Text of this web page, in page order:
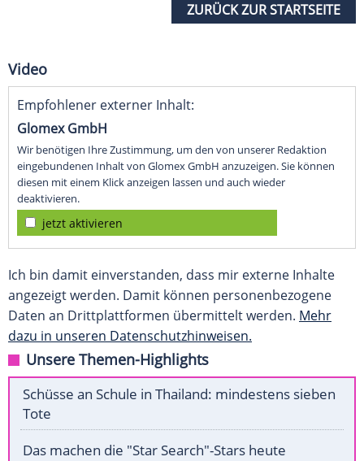
ZURÜCK ZUR STARTSEITE
Video
Empfohlener externer Inhalt:
Glomex GmbH
Wir benötigen Ihre Zustimmung, um den von unserer Redaktion
eingebundenen Inhalt von Glomex GmbH anzuzeigen. Sie können
diesen mit einem Klick anzeigen lassen und auch wieder
deaktivieren.
jetzt aktivieren
Ich bin damit einverstanden, dass mir externe Inhalte
angezeigt werden. Damit können personenbezogene
Daten an Drittplattformen übermittelt werden. Mehr
dazu in unseren Datenschutzhinweisen.
Unsere Themen-Highlights
Schüsse an Schule in Thailand: mindestens sieben
Tote
Das machen die "Star Search"-Stars heute